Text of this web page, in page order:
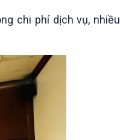
chi phí dịch vụ, nhiều